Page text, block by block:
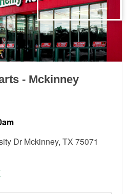
- Mckinney
Dr Mckinney, TX 75071